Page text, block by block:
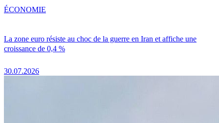
La zone euro résiste au choc de la guerre en Iran et affiche une
croissance de 0,4 %
30.07.2026
ÉCONOMIE